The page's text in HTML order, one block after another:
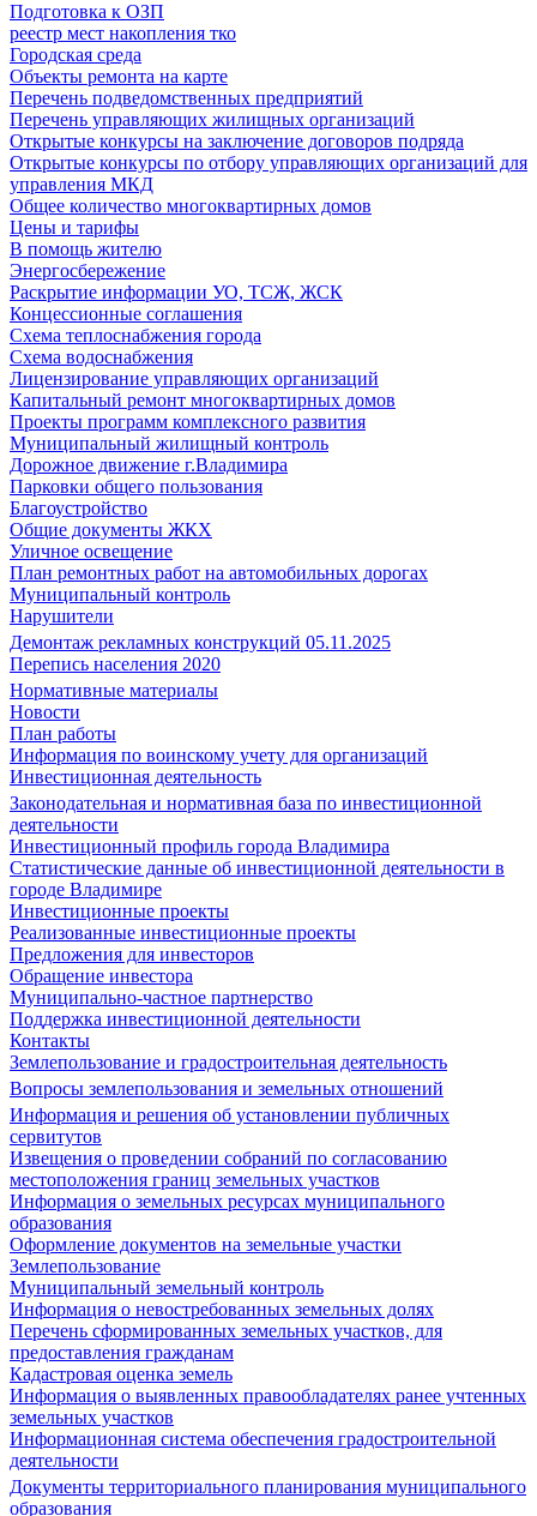
Подготовка к ОЗП
реестр мест накопления тко
Городская среда
Объекты ремонта на карте
Перечень подведомственных предприятий
Перечень управляющих жилищных организаций
Открытые конкурсы на заключение договоров подряда
Открытые конкурсы по отбору управляющих организаций для
управления МКД
Общее количество многоквартирных домов
Цены и тарифы
В помощь жителю
Энергосбережение
Раскрытие информации УО, ТСЖ, ЖСК
Концессионные соглашения
Схема теплоснабжения города
Схема водоснабжения
Лицензирование управляющих организаций
Капитальный ремонт многоквартирных домов
Проекты программ комплексного развития
Муниципальный жилищный контроль
Дорожное движение г.Владимира
Парковки общего пользования
Благоустройство
Общие документы ЖКХ
Уличное освещение
План ремонтных работ на автомобильных дорогах
Муниципальный контроль
Нарушители
Демонтаж рекламных конструкций 05.11.2025
Перепись населения 2020
Нормативные материалы
Новости
План работы
Информация по воинскому учету для организаций
Инвестиционная деятельность
Законодательная и нормативная база по инвестиционной
деятельности
Инвестиционный профиль города Владимира
Статистические данные об инвестиционной деятельности в
городе Владимире
Инвестиционные проекты
Реализованные инвестиционные проекты
Предложения для инвесторов
Обращение инвестора
Муниципально-частное партнерство
Поддержка инвестиционной деятельности
Контакты
Землепользование и градостроительная деятельность
Вопросы землепользования и земельных отношений
Информация и решения об установлении публичных
сервитутов
Извещения о проведении собраний по согласованию
местоположения границ земельных участков
Информация о земельных ресурсах муниципального
образования
Оформление документов на земельные участки
Землепользование
Муниципальный земельный контроль
Информация о невостребованных земельных долях
Перечень сформированных земельных участков, для
предоставления гражданам
Кадастровая оценка земель
Информация о выявленных правообладателях ранее учтенных
земельных участков
Информационная система обеспечения градостроительной
деятельности
Документы территориального планирования муниципального
образования